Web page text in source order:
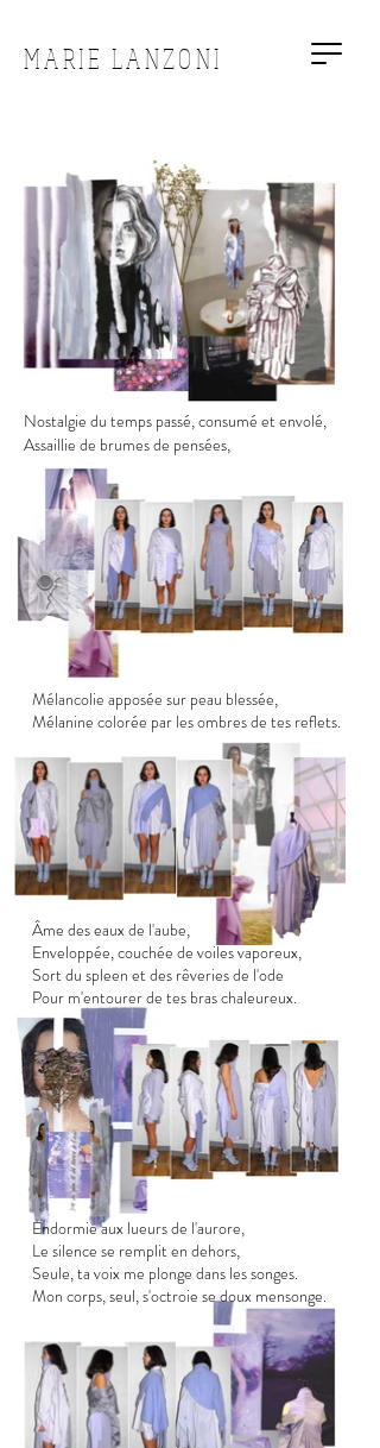
MARIE LANZONI
Nostalgie du temps passé, consumé et envolé,
Assaillie de brumes de pensées,
Mélancolie apposée sur peau blessée,
Mélanine colorée par les ombres de tes reflets.
Âme des eaux de l'aube,
Enveloppée, couchée de voiles vaporeux,
Sort du spleen et des rêveries de l'ode
Pour m'entourer de tes bras chaleureux.
Endormie aux lueurs de l'aurore,
Le silence se remplit en dehors,
Seule, ta voix me plonge dans les songes.
Mon corps, seul, s'octroie se doux mensonge.